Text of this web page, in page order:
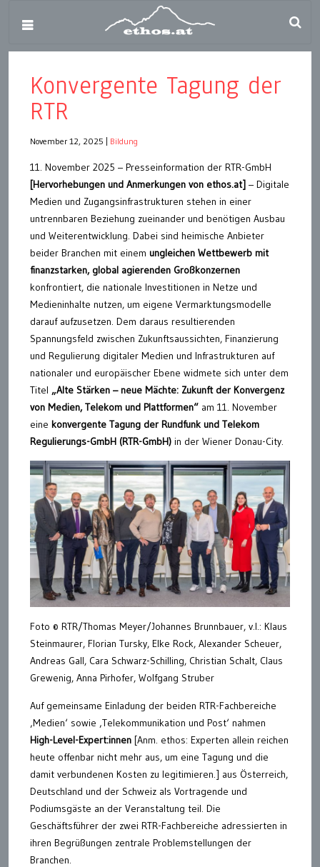
Konvergente Tagung der
RTR
November 12, 2025 Bildung
11. November 2025 – Presseinformation der RTR-GmbH
[Hervorhebungen und Anmerkungen von ethos.at] – Digitale
Medien und Zugangsinfrastrukturen stehen in einer
untrennbaren Beziehung zueinander und benötigen Ausbau
und Weiterentwicklung. Dabei sind heimische Anbieter
beider Branchen mit einem ungleichen Wettbewerb mit
finanzstarken, global agierenden Großkonzernen
konfrontiert, die nationale Investitionen in Netze und
Medieninhalte nutzen, um eigene Vermarktungsmodelle
darauf aufzusetzen. Dem daraus resultierenden
Spannungsfeld zwischen Zukunftsaussichten, Finanzierung
und Regulierung digitaler Medien und Infrastrukturen auf
nationaler und europäischer Ebene widmete sich unter dem
Titel „Alte Stärken – neue Mächte: Zukunft der Konvergenz
von Medien, Telekom und Plattformen“ am 11. November
eine konvergente Tagung der Rundfunk und Telekom
Regulierungs-GmbH (RTR-GmbH) in der Wiener Donau-City.
Foto © RTR/Thomas Meyer/Johannes Brunnbauer, v.l.: Klaus
Steinmaurer, Florian Tursky, Elke Rock, Alexander Scheuer,
Andreas Gall, Cara Schwarz-Schilling, Christian Schalt, Claus
Grewenig, Anna Pirhofer, Wolfgang Struber
Auf gemeinsame Einladung der beiden RTR-Fachbereiche
‚Medien‘ sowie ‚Telekommunikation und Post‘ nahmen
High-Level-Expert:innen [Anm. ethos: Experten allein reichen
heute offenbar nicht mehr aus, um eine Tagung und die
damit verbundenen Kosten zu legitimieren.] aus Österreich,
Deutschland und der Schweiz als Vortragende und
Podiumsgäste an der Veranstaltung teil. Die
Geschäftsführer der zwei RTR-Fachbereiche adressierten in
ihren Begrüßungen zentrale Problemstellungen der
Branchen.